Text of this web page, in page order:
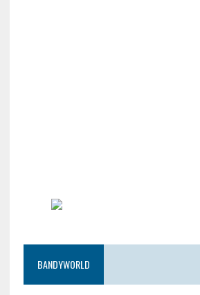
BANDYWORLD